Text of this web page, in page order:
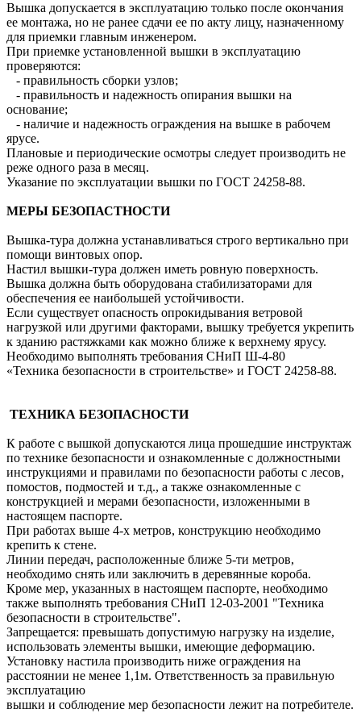
Вышка допускается в эксплуатацию только после окончания
ее монтажа, но не ранее сдачи ее по акту лицу, назначенному
для приемки главным инженером.
При приемке установленной вышки в эксплуатацию
проверяются:
- правильность сборки узлов;
- правильность и надежность опирания вышки на
основание;
- наличие и надежность ограждения на вышке в рабочем
ярусе.
Плановые и периодические осмотры следует производить не
реже одного раза в месяц.
Указание по эксплуатации вышки по ГОСТ 24258-88.
МЕРЫ БЕЗОПАСТНОСТИ
Вышка-тура должна устанавливаться строго вертикально при
помощи винтовых опор.
Настил вышки-тура должен иметь ровную поверхность.
Вышка должна быть оборудована стабилизаторами для
обеспечения ее наибольшей устойчивости.
Если существует опасность опрокидывания ветровой
нагрузкой или другими факторами, вышку требуется укрепить
к зданию растяжками как можно ближе к верхнему ярусу.
Необходимо выполнять требования СНиП Ш-4-80
«Техника безопасности в строительстве» и ГОСТ 24258-88.
ТЕХНИКА БЕЗОПАСНОСТИ
К работе с вышкой допускаются лица прошедшие инструктаж
по технике безопасности и ознакомленные с должностными
инструкциями и правилами по безопасности работы с лесов,
помостов, подмостей и т.д., а также ознакомленные с
конструкцией и мерами безопасности, изложенными в
настоящем паспорте.
При работах выше 4-х метров, конструкцию необходимо
крепить к стене.
Линии передач, расположенные ближе 5-ти метров,
необходимо снять или заключить в деревянные короба.
Кроме мер, указанных в настоящем паспорте, необходимо
также выполнять требования СНиП 12-03-2001 "Техника
безопасности в строительстве".
Запрещается: превышать допустимую нагрузку на изделие,
использовать элементы вышки, имеющие деформацию.
Установку настила производить ниже ограждения на
расстоянии не менее 1,1м. Ответственность за правильную
эксплуатацию
вышки и соблюдение мер безопасности лежит на потребителе.